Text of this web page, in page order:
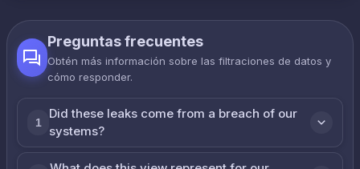
Preguntas frecuentes
Obtén más información sobre las filtraciones de datos y
cómo responder.
1
Did these leaks come from a breach of our
systems?